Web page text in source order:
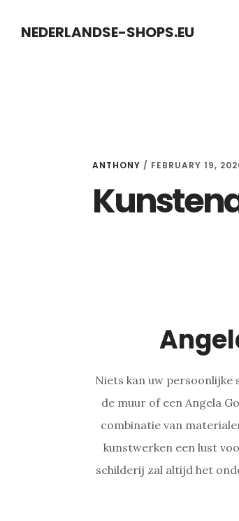
NEDERLANDSE-SHOPS.EU
ANTHONY / FEBRUARY 19,
Niets kan uw
de muur of een Angela
combinatie van
kunstwerken een lust
schilderij zal altijd het